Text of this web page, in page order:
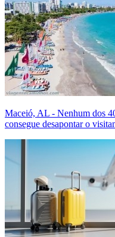
Maceió, AL - Nenhum dos
consegue desapontar o